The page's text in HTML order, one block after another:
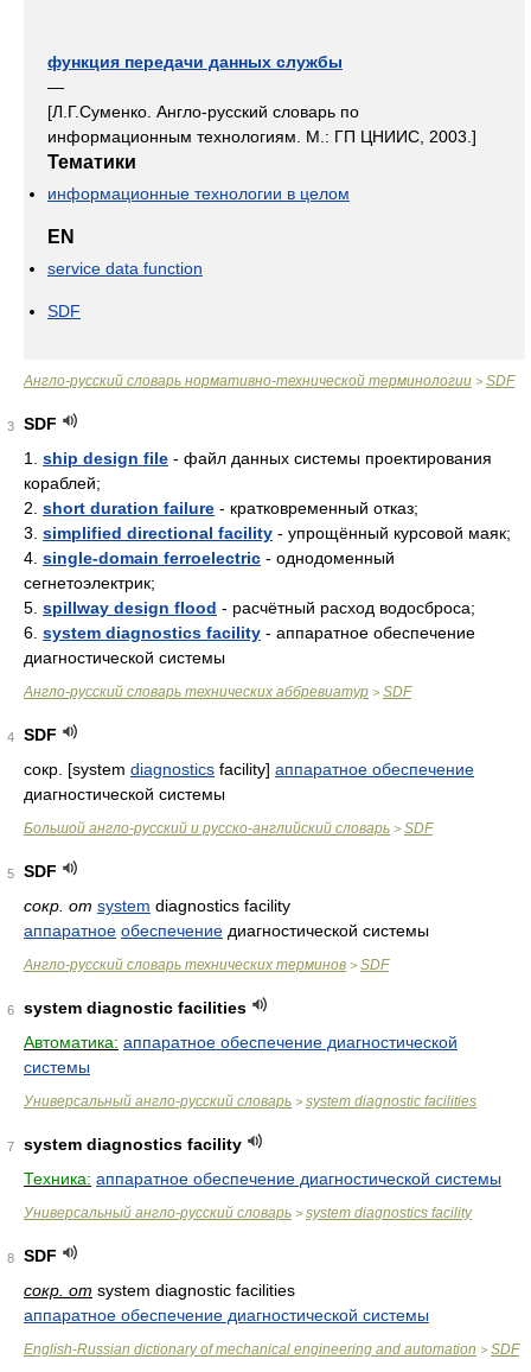
функция передачи данных службы
—
[Л.Г.Суменко. Англо-русский словарь по
информационным технологиям. М.: ГП ЦНИИС, 2003.]
Тематики
информационные технологии в целом
EN
service data function
SDF
Англо-русский словарь нормативно-технической терминологии > SDF
3
SDF
1. ship design file - файл данных системы проектирования
кораблей;
2. short duration failure - кратковременный отказ;
3. simplified directional facility - упрощённый курсовой маяк;
4. single-domain ferroelectric - однодоменный
сегнетоэлектрик;
5. spillway design flood - расчётный расход водосброса;
6. system diagnostics facility - аппаратное обеспечение
диагностической системы
Англо-русский словарь технических аббревиатур > SDF
4
SDF
сокр. [system diagnostics facility] аппаратное обеспечение
диагностической системы
Большой англо-русский и русско-английский словарь > SDF
5
SDF
сокр. от system diagnostics facility
аппаратное обеспечение диагностической системы
Англо-русский словарь технических терминов > SDF
6
system diagnostic facilities
Автоматика: аппаратное обеспечение диагностической
системы
Универсальный англо-русский словарь > system diagnostic facilities
7
system diagnostics facility
Техника: аппаратное обеспечение диагностической системы
Универсальный англо-русский словарь > system diagnostics facility
8
SDF
сокр. от system diagnostic facilities
аппаратное обеспечение диагностической системы
English-Russian dictionary of mechanical engineering and automation > SDF